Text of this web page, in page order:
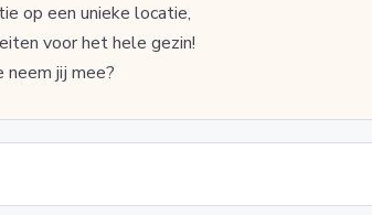
op een unieke locatie,
voor het hele gezin!
jij mee?